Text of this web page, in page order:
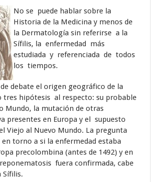
No se puede hablar sobre la
Historia de la Medicina y menos de
la Dermatología sin referirse a la
Sífilis, la enfermedad más
estudiada y referenciada de todos
los tiempos.
debate el origen geográfico de la
tres hipótesis al respecto: su probable
Mundo, la mutación de otras
presentes en Europa y el supuesto
Viejo al Nuevo Mundo. La pregunta
en torno a si la enfermedad estaba
precolombina (antes de 1492) y en
fuera confirmada, cabe
Sífilis.